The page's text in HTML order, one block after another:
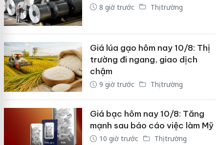
8 giờ trước Thị trường
Giá lúa gạo hôm nay 10/8: Thị
trường đi ngang, giao dịch
chậm
9 giờ trước Thị trường
Giá bạc hôm nay 10/8: Tăng
mạnh sau báo cáo việc làm Mỹ
10 giờ trước Thị trường